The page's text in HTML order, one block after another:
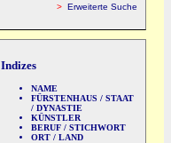
> Erweiterte Suche
Indizes
NAME
FÜRSTENHAUS / STAAT
/ DYNASTIE
KÜNSTLER
BERUF / STICHWORT
ORT / LAND